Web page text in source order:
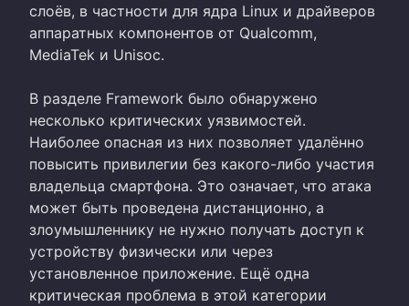
слоёв, в частности для ядра Linux и драйверов
аппаратных компонентов от Qualcomm,
MediaTek и Unisoc.
В разделе Framework было обнаружено
несколько критических уязвимостей.
Наиболее опасная из них позволяет удалённо
повысить привилегии без какого-либо участия
владельца смартфона. Это означает, что атака
может быть проведена дистанционно, а
злоумышленнику не нужно получать доступ к
устройству физически или через
установленное приложение. Ещё одна
критическая проблема в этой категории